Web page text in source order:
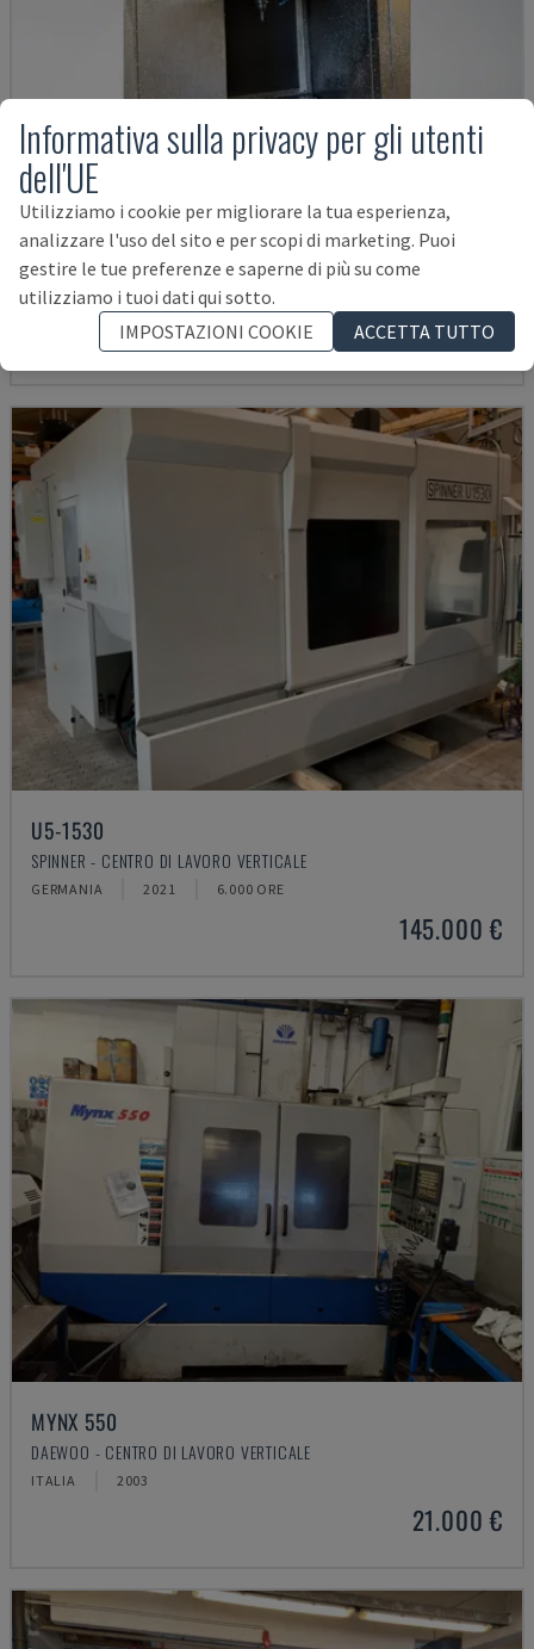
VTC 300C II
MAZAK - CENTRO DI LAVORO VERTICALE
DANIMARCA 2012
45.000 €
U5-1530
SPINNER - CENTRO DI LAVORO VERTICALE
GERMANIA 2021 6.000 ORE
145.000 €
MYNX 550
DAEWOO - CENTRO DI LAVORO VERTICALE
ITALIA 2003
21.000 €
Informativa sulla privacy per gli utenti
dell'UE
Utilizziamo i cookie per migliorare la tua esperienza,
analizzare l'uso del sito e per scopi di marketing. Puoi
gestire le tue preferenze e saperne di più su come
utilizziamo i tuoi dati qui sotto.
IMPOSTAZIONI COOKIE
ACCETTA TUTTO